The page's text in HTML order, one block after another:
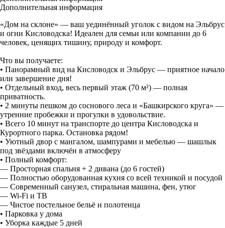
Дополнительная информация
«Дом на склоне» — ваш уединённый уголок с видом на Эльбрус
и огни Кисловодска! Идеален для семьи или компании до 6
человек, ценящих тишину, природу и комфорт.
Что вы получаете:
• Панорамный вид на Кисловодск и Эльбрус — приятное начало
или завершение дня!
• Отдельный вход, весь первый этаж (70 м²) — полная
приватность.
• 2 минуты пешком до соснового леса и «Башкирского круга» —
утренние пробежки и прогулки в удовольствие.
• Всего 10 минут на транспорте до центра Кисловодска и
Курортного парка. Остановка рядом!
• Уютный двор с мангалом, шампурами и мебелью — шашлык
под звёздами включён в атмосферу
• Полный комфорт:
— Просторная спальня + 2 дивана (до 6 гостей)
— Полностью оборудованная кухня со всей техникой и посудой
— Современный санузел, стиральная машина, фен, утюг
— Wi-Fi и ТВ
— Чистое постельное бельё и полотенца
• Парковка у дома
• Уборка каждые 5 дней